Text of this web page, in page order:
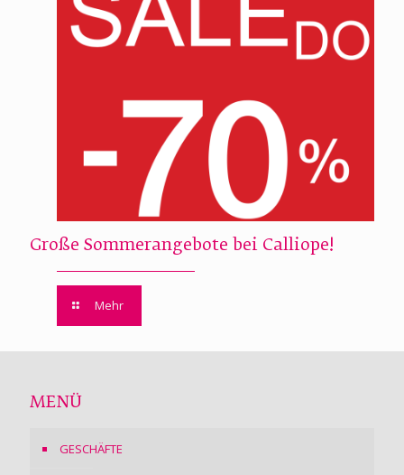
Große Sommerangebote bei Calliope!
Mehr
MENÜ
GESCHÄFTE